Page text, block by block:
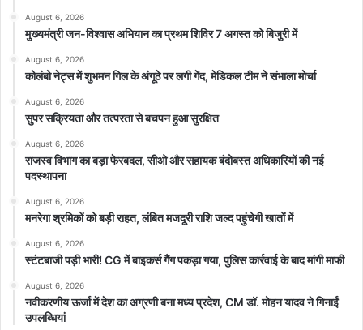
में राज्यसभा की सीटों के लिए केवल एक नाम लगभग तय माना जा रहा है और वह है
कांग्रेस अध्यक्ष मल्लिकार्जुन खड़गे का. इसके अलावा बाकी दो सीटों के लिए YS
शर्मिला, सिद्धारमैया, केजे जॉर्ज, वीवी श्रीनिवास और मंसूर अली खान जैसे नामों पर
चर्चा चल रही है।
MLC के लिए बीके हरिप्रसाद का नाम भी लगभग तय माना जा रहा है, जबकि
वरिष्ठ दलित नेता और पूर्व सांसद एल हनुमंतैया और अनुभवी शिया नेता आगा
सुल्तान के नामों की भी चर्चा हो रही है, पार्टी अगले 24-48 घंटों में नामों को अंतिम
सिद्धारमैया को CWC में शामिल करना कांग्रेस की उस दूरगामी रणनीति का हिस्सा
सिद्धारमैया ने साफ तौर पर कहा था कि वे कर्नाटक की राजनीति छोड़कर केंद्र की
राजनीति में नहीं जाना चाहते।
August 6, 2026
मुख्यमंत्री जन-विश्वास अभियान का प्रथम शिविर 7 अगस्त को बिजुरी में
August 6, 2026
कोलंबो नेट्स में शुभमन गिल के अंगूठे पर लगी गेंद, मेडिकल टीम ने संभाला मोर्चा
August 6, 2026
सुपर सक्रियता और तत्परता से बचपन हुआ सुरक्षित
August 6, 2026
राजस्व विभाग का बड़ा फेरबदल, सीओ और सहायक बंदोबस्त अधिकारियों की नई
पदस्थापना
August 6, 2026
मनरेगा श्रमिकों को बड़ी राहत, लंबित मजदूरी राशि जल्द पहुंचेगी खातों में
August 6, 2026
स्टंटबाजी पड़ी भारी! CG में बाइकर्स गैंग पकड़ा गया, पुलिस कार्रवाई के बाद मांगी माफी
August 6, 2026
नवीकरणीय ऊर्जा में देश का अग्रणी बना मध्य प्रदेश, CM डॉ. मोहन यादव ने गिनाईं
उपलब्धियां